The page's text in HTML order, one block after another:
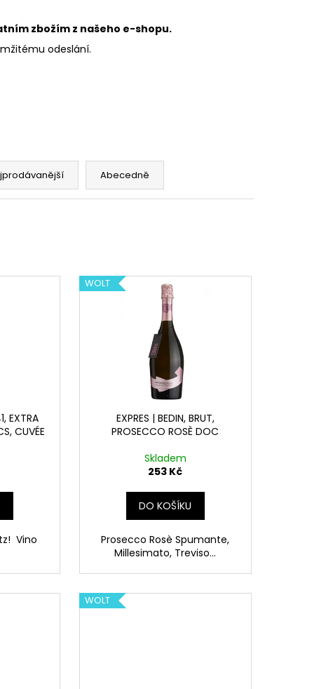
zbožím z našeho e-shopu.
odeslání.
Abecedně
EXTRA
CUVÉE
Vino
WOLT
EXPRES | BEDIN, BRUT,
PROSECCO ROSÈ DOC
Skladem
253 Kč
DO KOŠÍKU
Prosecco Rosè Spumante,
Millesimato, Treviso...
WOLT